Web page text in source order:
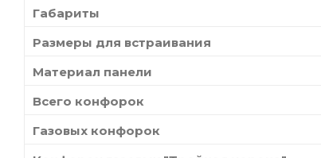
Габариты
Размеры для встраивания
Материал панели
Всего конфорок
Газовых конфорок